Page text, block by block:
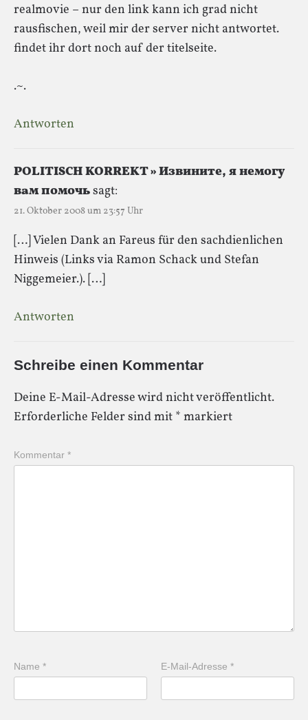
realmovie – nur den link kann ich grad nicht
rausfischen, weil mir der server nicht antwortet.
findet ihr dort noch auf der titelseite.
.~.
Antworten
POLITISCH KORREKT » Извинитe, я нeмогу
вaм помочьsagt:
21. Oktober 2008 um 23:57 Uhr
[…] Vielen Dank an Fareus für den sachdienlichen
Hinweis (Links via Ramon Schack und Stefan
Niggemeier.). […]
Antworten
Schreibe einen Kommentar
Deine E-Mail-Adresse wird nicht veröffentlicht.
Erforderliche Felder sind mit * markiert
Kommentar *
Name * E-Mail-Adresse*